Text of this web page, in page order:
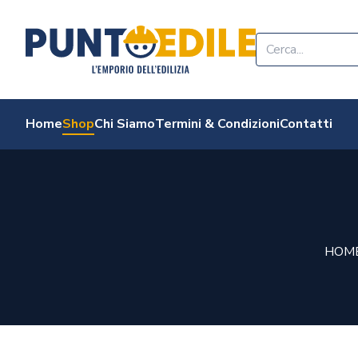
Edilizia Punto
HomeShopChi SiamoTermini & CondizioniContatti